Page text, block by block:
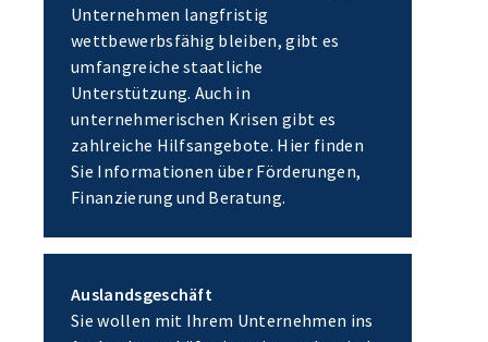
Unternehmen langfristig
wettbewerbsfähig bleiben, gibt es
umfangreiche staatliche
Unterstützung. Auch in
unternehmerischen Krisen gibt es
zahlreiche Hilfsangebote. Hier finden
Sie Informationen über Förderungen,
Finanzierung und Beratung.
Auslandsgeschäft
Sie wollen mit Ihrem Unternehmen ins